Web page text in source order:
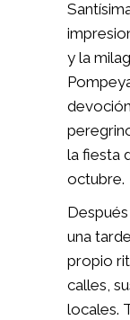
y la
la fiesta
octubre.
una
propio
calles,
locales.